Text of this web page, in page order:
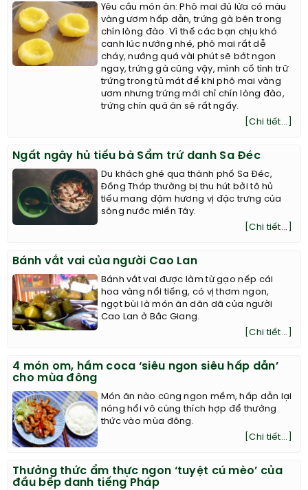
Yêu cầu món ăn: Phô mai đủ lửa có màu
vàng ươm hấp dẫn, trứng gà bên trong
chín lòng đào. Vì thế các bạn chịu khó
canh lúc nướng nhé, phô mai rất dễ
cháy, nướng quá vài phút sẽ bớt ngon
ngay, trứng gà cũng vậy, mình cố tình trữ
trứng trong tủ mát để khi phô mai vàng
ươm nhưng trứng mới chỉ chín lòng đào,
trứng chín quá ăn sẽ rất ngấy.
[Chi tiết...]
Ngất ngây hủ tiếu bà Sẩm trứ danh Sa Đéc
Du khách ghé qua thành phố Sa Đéc,
Đồng Tháp thường bị thu hút bởi tô hủ
tiếu mang đậm hương vị đặc trưng của
sông nước miền Tây.
[Chi tiết...]
Bánh vắt vai của người Cao Lan
Bánh vắt vai được làm từ gạo nếp cái
hoa vàng nổi tiếng, có vị thơm ngon,
ngọt bùi là món ăn dân dã của người
Cao Lan ở Bắc Giang.
[Chi tiết...]
4 món om, hầm coca ‘siêu ngon siêu hấp dẫn’
cho mùa đông
Món ăn nào cũng ngon mềm, hấp dẫn lại
nóng hổi vô cùng thích hợp để thưởng
thức vào mùa đông.
[Chi tiết...]
Thưởng thức ẩm thực ngon ‘tuyệt cú mèo’ của
đầu bếp danh tiếng Pháp